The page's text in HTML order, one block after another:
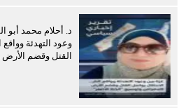
د. أحلام محمد أبو
وعود التهدئة وواقع
القتل وقضم